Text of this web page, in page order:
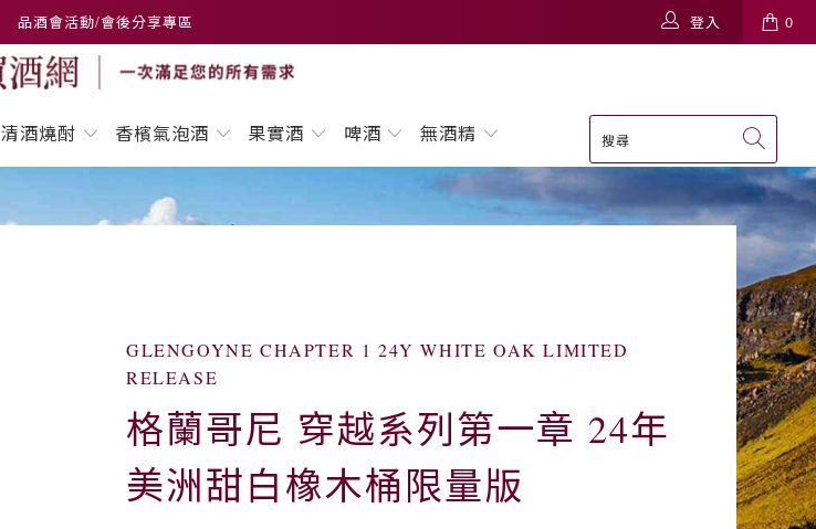
品酒會活動/會後分享專區 0
登入
清酒燒酎 香檳氣泡酒 果實酒 啤酒 無酒精
GLENGOYNE CHAPTER 1 24Y WHITE OAK LIMITED
RELEASE
格蘭哥尼 穿越系列第一章 24年
美洲甜白橡木桶限量版